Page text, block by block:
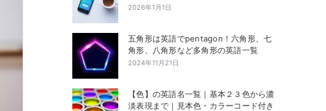
2026年1月1日
五角形は英語でpentagon！六角形、七
角形、八角形など多角形の英語一覧
2024年11月21日
【色】の英語名一覧｜基本２３色から濃
淡表現まで｜見本色・カラーコード付き